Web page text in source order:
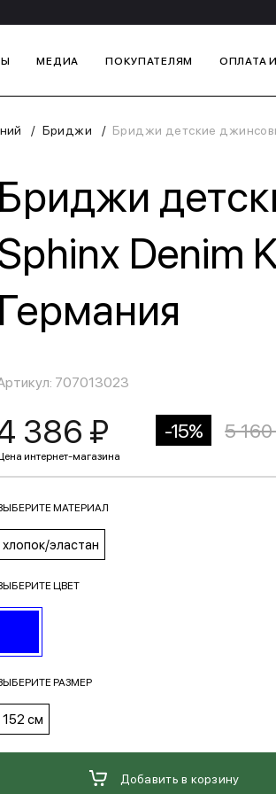
МЕДИА ПОКУПАТЕЛЯМ ОПЛАТА
Бриджи Бриджи детские
Бриджи
Denim
Германия
707013023
386 ₽ -15% 5
МАТЕРИАЛ
хлопок/эластан
ЦВЕТ
РАЗМЕР
152 см
Добавить в корзину